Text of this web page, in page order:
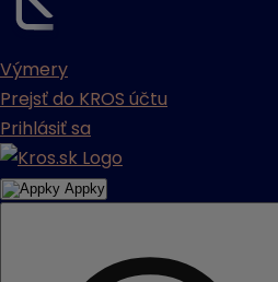
Výmery
Prejsť do KROS účtu
Prihlásiť sa
Appky